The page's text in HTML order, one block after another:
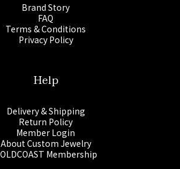
Brand Story
FAQ
Terms & Conditions
Privacy Policy
Help
Delivery & Shipping
Return Policy
Member Login
About Custom Jewelry
Membership